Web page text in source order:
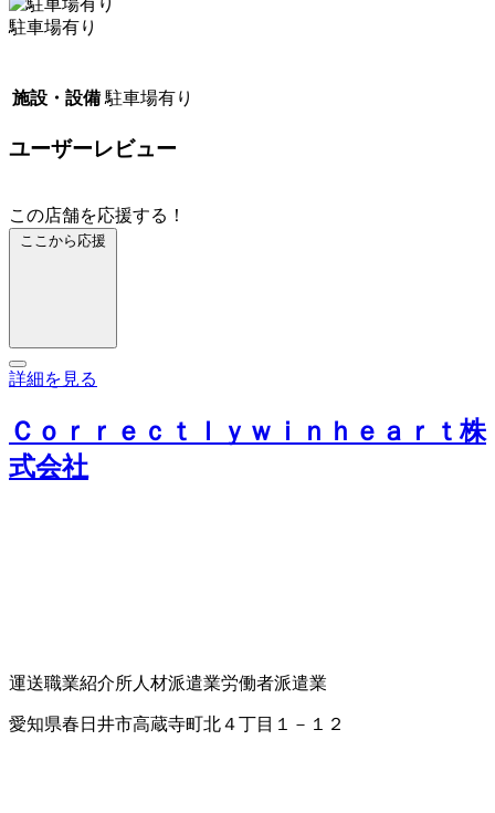
駐車場有り
施設・設備 駐車場有り
ユーザーレビュー
この店舗を応援する！
ここから応援
詳細を見る
Ｃｏｒｒｅｃｔｌｙｗｉｎｈｅａｒｔ株
式会社
運送職業紹介所人材派遣業労働者派遣業
愛知県春日井市高蔵寺町北４丁目１－１２